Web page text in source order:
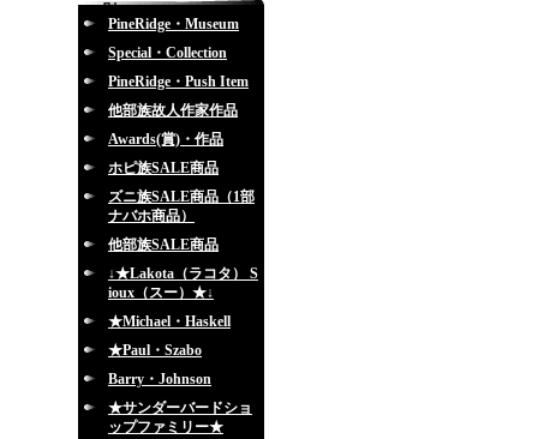
別
PineRidge・Museum
Special・Collection
PineRidge・Push Item
他部族故人作家作品
Awards(賞)・作品
ホピ族SALE商品
ズニ族SALE商品（1部
ナバホ商品）
他部族SALE商品
↓★Lakota（ラコタ） S
ioux（スー）★↓
★Michael・Haskell
★Paul・Szabo
Barry・Johnson
★サンダーバードショ
ップファミリー★